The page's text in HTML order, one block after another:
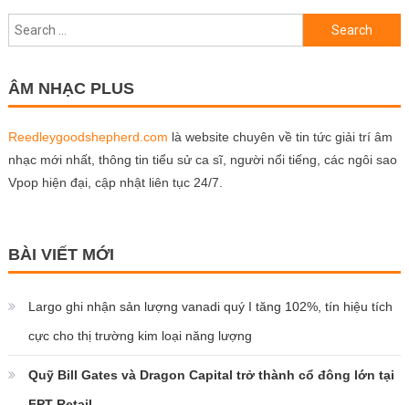
Search
for:
ÂM NHẠC PLUS
Reedleygoodshepherd.com là website chuyên về tin tức giải trí âm
nhạc mới nhất, thông tin tiểu sử ca sĩ, người nổi tiếng, các ngôi sao
Vpop hiện đại, cập nhật liên tục 24/7.
BÀI VIẾT MỚI
Largo ghi nhận sản lượng vanadi quý I tăng 102%, tín hiệu tích
cực cho thị trường kim loại năng lượng
Quỹ Bill Gates và Dragon Capital trở thành cổ đông lớn tại